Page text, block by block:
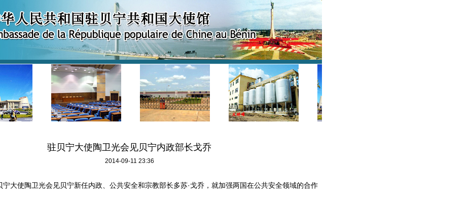
驻贝宁大使陶卫光会见贝宁内政部长戈乔
2014-09-11 23:36
宁大使陶卫光会见贝宁新任内政、公共安全和宗教部长多苏·戈乔，就加强两国在公共安全领域的合作